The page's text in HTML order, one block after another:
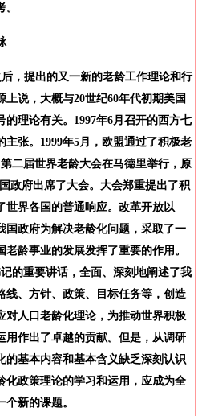
，提出的又一新的老龄工作理论和行
上说，大概与20世纪60年代初期美国
理论有关。 1997年6 月召开的西方七
张。 1999年5 月，欧盟通过了积极老
第二届世界老龄大会在马德里举行，原
政府出席了大会。大会郑重提出了积
世界各国的普通响应。改革开放以
国政府为解决老龄化问题，采取了一
龄事业的发展发挥了重要的作用。
的重要讲话，全面、深刻地阐述了我
线、方针、政策、目标任务等，创造
对人口老龄化理论，为推动世界积极
用作出了卓越的贡献。但是，从调研
的基本内容和基本含义缺乏深刻认识
化政策理论的学习和运用，应成为全
新的课题。